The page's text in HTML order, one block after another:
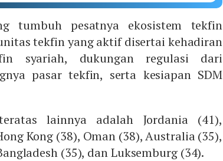
tumbuh pesatnya ekosistem tekfin
tekfin yang aktif disertai kehadiran
syariah, dukungan regulasi dari
pasar tekfin, serta kesiapan SDM
lainnya adalah Jordania (41),
Kong (38), Oman (38), Australia (35),
(35), dan Luksemburg (34).